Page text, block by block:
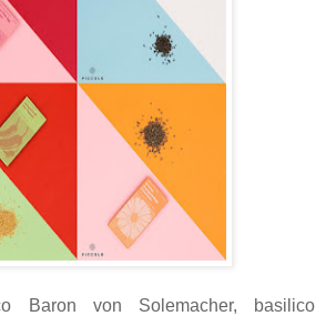
Baron von Solemacher, basilico